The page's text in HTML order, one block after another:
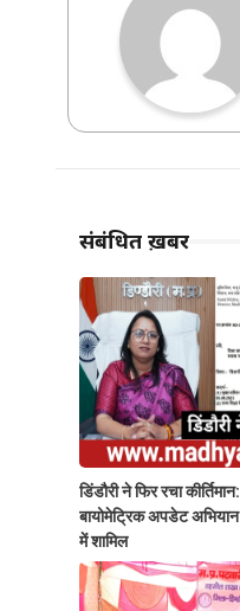
संबंधित ख़बरें
डिंडौरी ने फिर रचा
बायोमेट्रिक अपडेट
में शामिल